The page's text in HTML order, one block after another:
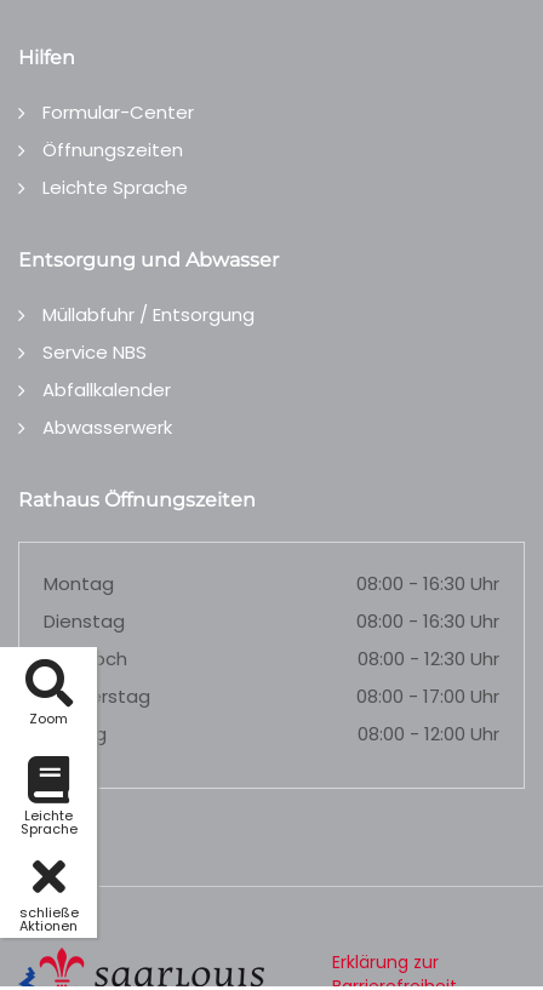
Zoom
Leichte
Sprache
schließe
Aktionen
Hilfen
Formular-Center
Öffnungszeiten
Leichte Sprache
Entsorgung und Abwasser
Müllabfuhr / Entsorgung
Service NBS
Abfallkalender
Abwasserwerk
Rathaus Öffnungszeiten
Montag
08:00 - 16:30 Uhr
Dienstag
08:00 - 16:30 Uhr
Mittwoch
08:00 - 12:30 Uhr
Donnerstag
08:00 - 17:00 Uhr
Freitag
08:00 - 12:00 Uhr
Erklärung zur